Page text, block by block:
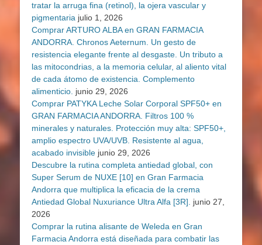
tratar la arruga fina (retinol), la ojera vascular y
pigmentaria julio 1, 2026
Comprar ARTURO ALBA en GRAN FARMACIA
ANDORRA. Chronos Aeternum. Un gesto de
resistencia elegante frente al desgaste. Un tributo a
las mitocondrias, a la memoria celular, al aliento vital
de cada átomo de existencia. Complemento
alimenticio. junio 29, 2026
Comprar PATYKA Leche Solar Corporal SPF50+ en
GRAN FARMACIA ANDORRA. Filtros 100 %
minerales y naturales. Protección muy alta: SPF50+,
amplio espectro UVA/UVB. Resistente al agua,
acabado invisible junio 29, 2026
Descubre la rutina completa antiedad global, con
Super Serum de NUXE [10] en Gran Farmacia
Andorra que multiplica la eficacia de la crema
Antiedad Global Nuxuriance Ultra Alfa [3R]. junio 27,
2026
Comprar la rutina alisante de Weleda en Gran
Farmacia Andorra está diseñada para combatir las